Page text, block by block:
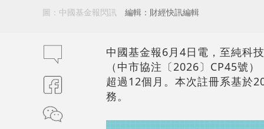
圖：中國基金報閃訊 編輯：財經快訊編輯
中國基金報6月4日電，至純科
（中市協注〔2026〕CP45號
超過12個月。本次註冊系基於
務。